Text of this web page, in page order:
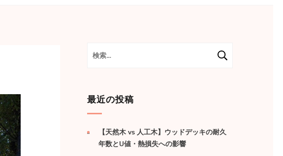
検
索:
最近の投稿
【天然木 vs 人工木】ウッドデッキの耐久
年数とU値・熱損失への影響